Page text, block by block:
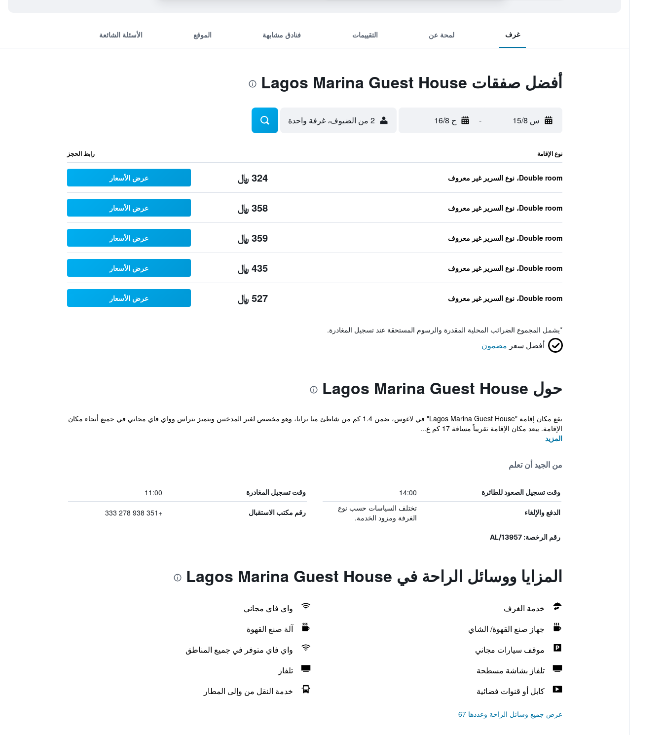
غرف لمحة عن التقييمات فنادق مشابهة الموقع الأسئلة الشائعة
أفضل صفقات Lagos Marina Guest House
س 15/8 - ح 16/8 2 من الضيوف، غرفة واحدة
نوع الإقامة رابط الحجز
Double room، نوع السرير غير معروف 324 ﷼ عرض الأسعار
Double room، نوع السرير غير معروف 358 ﷼ عرض الأسعار
Double room، نوع السرير غير معروف 359 ﷼ عرض الأسعار
Double room، نوع السرير غير معروف 435 ﷼ عرض الأسعار
Double room، نوع السرير غير معروف 527 ﷼ عرض الأسعار
*يشمل المجموع الضرائب المحلية المقدرة والرسوم المستحقة عند تسجيل المغادرة.
أفضل سعر مضمون
حول Lagos Marina Guest House
يقع مكان إقامة "Lagos Marina Guest House" في لاغوس، ضمن 1.4 كم من شاطئ ميا برايا، وهو مخصص لغير المدخنين ويتميز بتراس وواي فاي مجاني في جميع أنحاء مكان
الإقامة. يبعد مكان الإقامة تقريباً مسافة 17 كم ع...
المزيد
من الجيد أن تعلم
وقت تسجيل الصعود للطائرة 14:00 وقت تسجيل المغادرة 11:00
الدفع والإلغاء
تختلف السياسات حسب نوع
الغرفة ومزود الخدمة.
رقم مكتب الاستقبال +351 938 278 333
رقم الرخصة: 13957/AL
المزايا ووسائل الراحة في Lagos Marina Guest House
خدمة الغرف
واي فاي مجاني
جهاز صنع القهوة/ الشاي
آلة صنع القهوة
موقف سيارات مجاني
واي فاي متوفر في جميع المناطق
تلفاز بشاشة مسطحة
تلفاز
كابل أو قنوات فضائية
خدمة النقل من وإلى المطار
عرض جميع وسائل الراحة وعددها 67